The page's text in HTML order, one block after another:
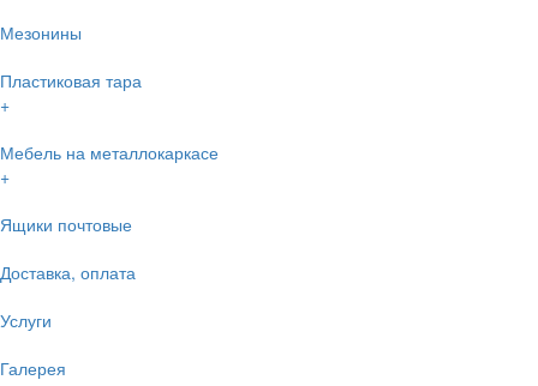
Мезонины
Пластиковая тара
+
Мебель на металлокаркасе
+
Ящики почтовые
Доставка, оплата
Услуги
Галерея